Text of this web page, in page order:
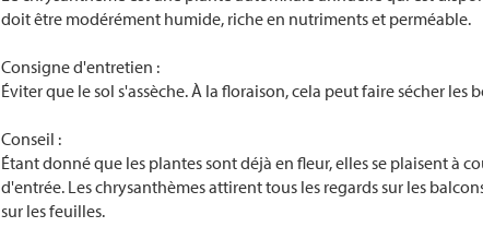
doit être modérément humide, riche en nutriments et perméable.
Consigne d'entretien :
Éviter que le sol s'assèche. À la floraison, cela peut faire sécher les
Conseil :
Étant donné que les plantes sont déjà en fleur, elles se plaisent à
d'entrée. Les chrysanthèmes attirent tous les regards sur les
sur les feuilles.